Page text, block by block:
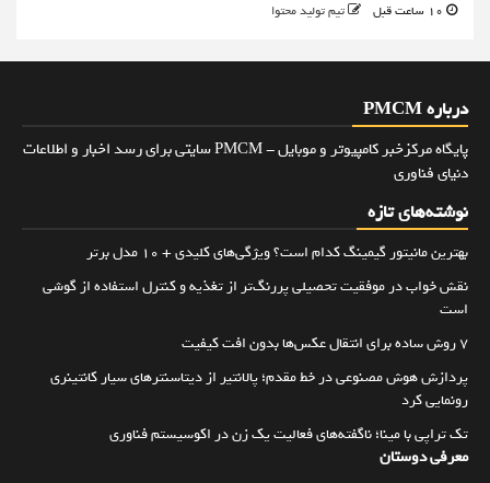
تیم تولید محتوا
درباره PMCM
پایگاه مرکزخبر کامپیوتر و موبایل - PMCM سایتی برای رسد اخبار و اطلاعات
دنیای فناوری
نوشته‌های تازه
بهترین مانیتور گیمینگ کدام است؟ ویژگی‌های کلیدی + 10 مدل برتر
نقش خواب در موفقیت تحصیلی پررنگ‌تر از تغذیه و کنترل استفاده از گوشی
است
۷ روش ساده برای انتقال عکس‌ها بدون افت کیفیت
پردازش هوش مصنوعی در خط مقدم؛ پالانتیر از دیتاسنترهای سیار کانتینری
رونمایی کرد
تک تراپی با مینا؛ ناگفته‌های فعالیت یک زن در اکوسیستم فناوری
معرفی دوستان